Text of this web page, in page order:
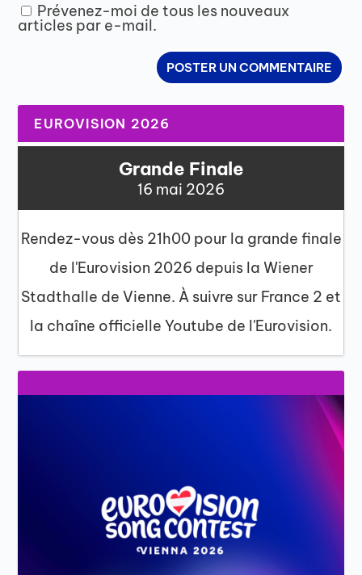
Prévenez-moi de tous les nouveaux
articles par e-mail.
EUROVISION 2026
Grande Finale
16 mai 2026
Rendez-vous dès 21h00 pour la grande finale
de l'Eurovision 2026 depuis la Wiener
Stadthalle de Vienne. À suivre sur France 2 et
la chaîne officielle Youtube de l'Eurovision.